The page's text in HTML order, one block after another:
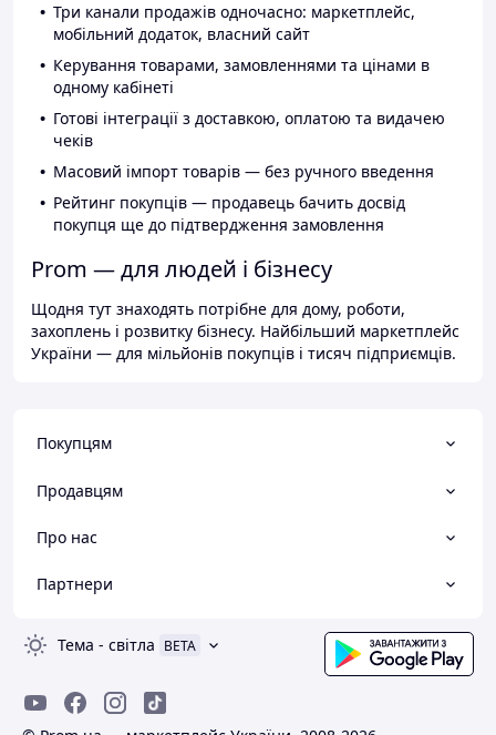
Три канали продажів одночасно: маркетплейс,
мобільний додаток, власний сайт
Керування товарами, замовленнями та цінами в
одному кабінеті
Готові інтеграції з доставкою, оплатою та видачею
чеків
Масовий імпорт товарів — без ручного введення
Рейтинг покупців — продавець бачить досвід
покупця ще до підтвердження замовлення
Prom — для людей і бізнесу
Щодня тут знаходять потрібне для дому, роботи,
захоплень і розвитку бізнесу. Найбільший маркетплейс
України — для мільйонів покупців і тисяч підприємців.
Покупцям
Продавцям
Про нас
Партнери
Тема - світла BETA